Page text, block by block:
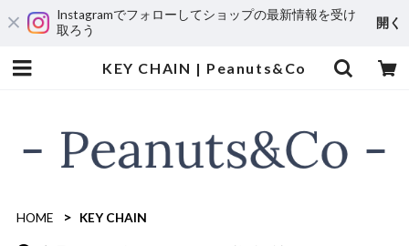
Instagramでフォローしてショップの最新情報を受け
取ろう
開く
KEY CHAIN | Peanuts&Co
HOME KEY CHAIN